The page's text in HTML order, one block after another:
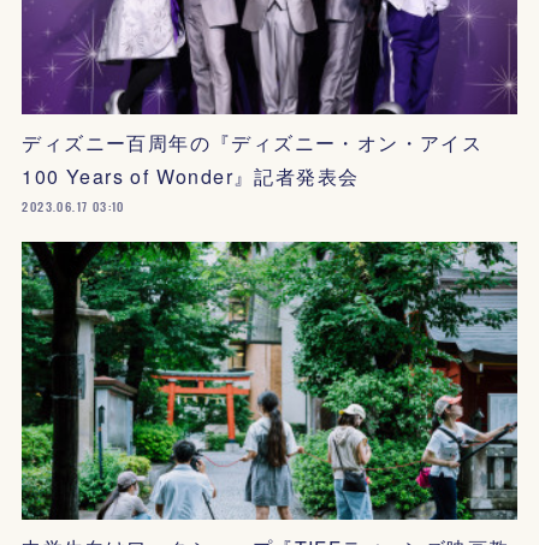
ディズニー百周年の『ディズニー・オン・アイス
100 Years of Wonder』記者発表会
2023.06.17 03:10